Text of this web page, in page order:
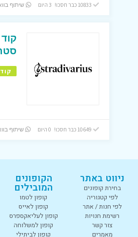
שיתוף
קוד
שיתוף
ניווט באתר
בחירת קופונים
לפי קטגוריה
לפי חנות / אתר
רשימת חנויות
צור קשר
מאמרים
הקופונים
המובילים
קופון לטמו
קופון לאייס
קופון לעליאקספרס
קופון למשלוחה
קופון לביתילי